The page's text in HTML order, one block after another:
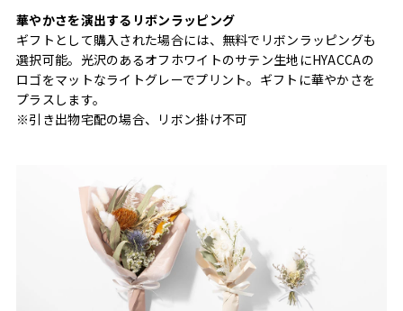
華やかさを演出するリボンラッピング
ギフトとして購入された場合には、無料でリボンラッピングも
選択可能。光沢のあるオフホワイトのサテン生地にHYACCAの
ロゴをマットなライトグレーでプリント。ギフトに華やかさを
プラスします。
※引き出物宅配の場合、リボン掛け不可